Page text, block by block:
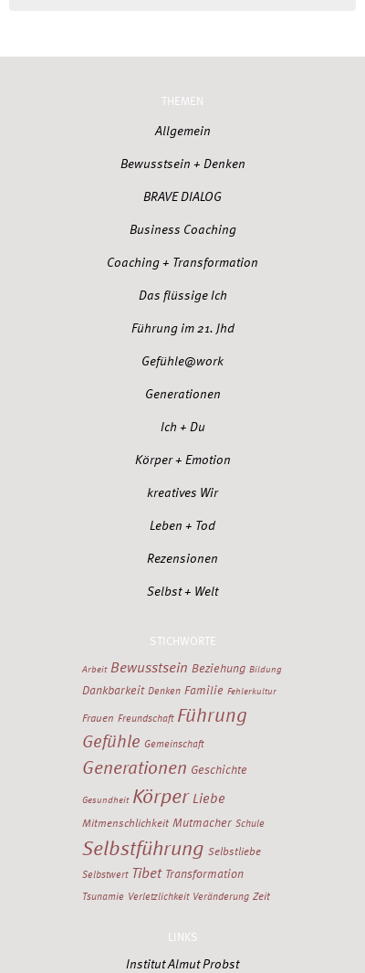
THEMEN
Allgemein
Bewusstsein + Denken
BRAVE DIALOG
Business Coaching
Coaching + Transformation
Das flüssige Ich
Führung im 21. Jhd
Gefühle@work
Generationen
Ich + Du
Körper + Emotion
kreatives Wir
Leben + Tod
Rezensionen
Selbst + Welt
STICHWORTE
Arbeit Bewusstsein Beziehung Bildung
Dankbarkeit Denken Familie Fehlerkultur
Frauen Freundschaft Führung
Gefühle Gemeinschaft
Generationen Geschichte
Gesundheit KörperLiebe
Mitmenschlichkeit Mutmacher Schule
Selbstführung Selbstliebe
Selbstwert Tibet Transformation
Tsunamie Verletzlichkeit Veränderung Zeit
LINKS
Institut Almut Probst